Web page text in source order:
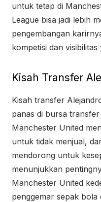
untuk tetap di
League bisa jadi lebih
pengembangan
kompetisi dan visibilitas
Kisah Transfer
Kisah transfer
panas di bursa
Manchester United
untuk tidak menjual,
mendorong untuk
menunjukkan
Manchester United
penggemar sepak